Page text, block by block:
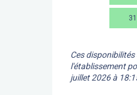
31
Ces
l'établissement
juillet 2026 à